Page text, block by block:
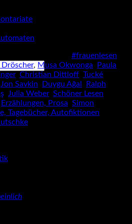
Produkte im Warenkorb.
#frauenlesen
, Musa Okwonga
Paula
, Christian Dittloff Tucké
Jon Savkin Duygu Ağal
Ralph
Julia Weber, Schöner Lesen
Erzählungen, Prosa Simon
Tagebücher, Autofiktionen